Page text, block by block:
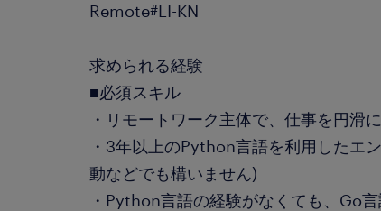
Remote#LI-KN
求められる経験
■必須スキル
・リモートワーク主体で、仕事を円滑
・3年以上のPython言語を利用したエ
動などでも構いません)
・Python言語の経験がなくても、Go